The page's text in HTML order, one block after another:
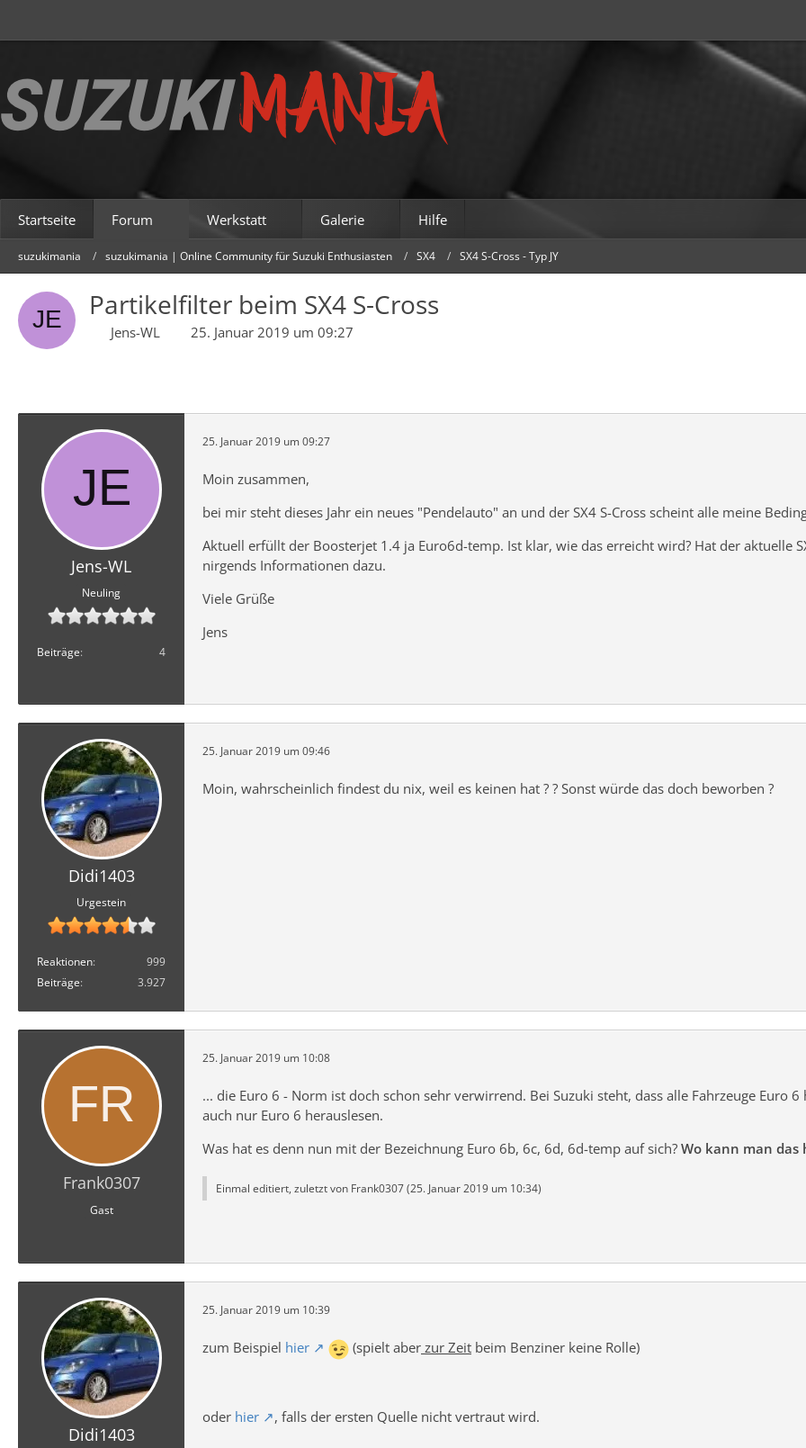
Startseite Forum Werkstatt Galerie Hilfe
suzukimania suzukimania | Online Community für Suzuki Enthusiasten SX4 SX4 S-Cross - Typ JY
Partikelfilter beim SX4 S-Cross
Jens-WL 25. Januar 2019 um 09:27
Jens-WL
Neuling
Beiträge 4
25. Januar 2019 um 09:27
Moin zusammen,
bei mir steht dieses Jahr ein neues "Pendelauto" an und der SX4 S-Cross scheint alle meine
Aktuell erfüllt der Boosterjet 1.4 ja Euro6d-temp. Ist klar, wie das erreicht wird? Hat der aktuelle
nirgends Informationen dazu.
Viele Grüße
Jens
Didi1403
Urgestein
Reaktionen
999
Beiträge
3.927
25. Januar 2019 um 09:46
Moin, wahrscheinlich findest du nix, weil es keinen hat ? ? Sonst würde das doch beworben ?
Frank0307
Gast
25. Januar 2019 um 10:08
... die Euro 6 - Norm ist doch schon sehr verwirrend. Bei Suzuki steht, dass alle Fahrzeuge Euro
auch nur Euro 6 herauslesen.
Was hat es denn nun mit der Bezeichnung Euro 6b, 6c, 6d, 6d-temp auf sich? Wo kann man das
Einmal editiert, zuletzt von Frank0307 (25. Januar 2019 um 10:34)
Didi1403
25. Januar 2019 um 10:39
zum Beispiel hier (spielt aber zur Zeit beim Benziner keine Rolle)
oder hier , falls der ersten Quelle nicht vertraut wird.